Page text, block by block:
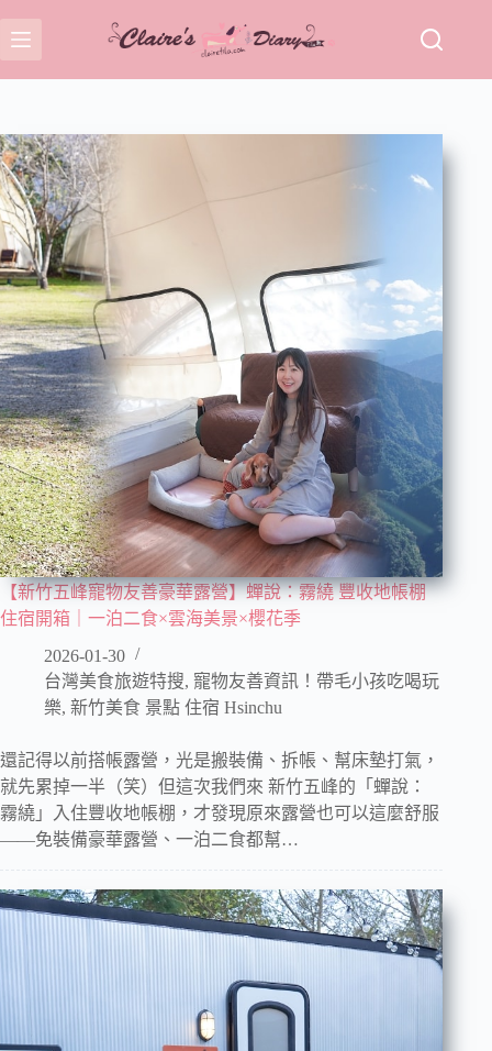
至
主
容
【新竹五峰寵物友善豪華露營】蟬說：霧繞 豐收地帳棚
住宿開箱｜一泊二食×雲海美景×櫻花季
2026-01-30
台灣美食旅遊特搜, 寵物友善資訊！帶毛小孩吃喝玩
樂, 新竹美食 景點 住宿 Hsinchu
還記得以前搭帳露營，光是搬裝備、拆帳、幫床墊打氣，
就先累掉一半（笑）但這次我們來 新竹五峰的「蟬說：
霧繞」入住豐收地帳棚，才發現原來露營也可以這麼舒服
——免裝備豪華露營、一泊二食都幫…